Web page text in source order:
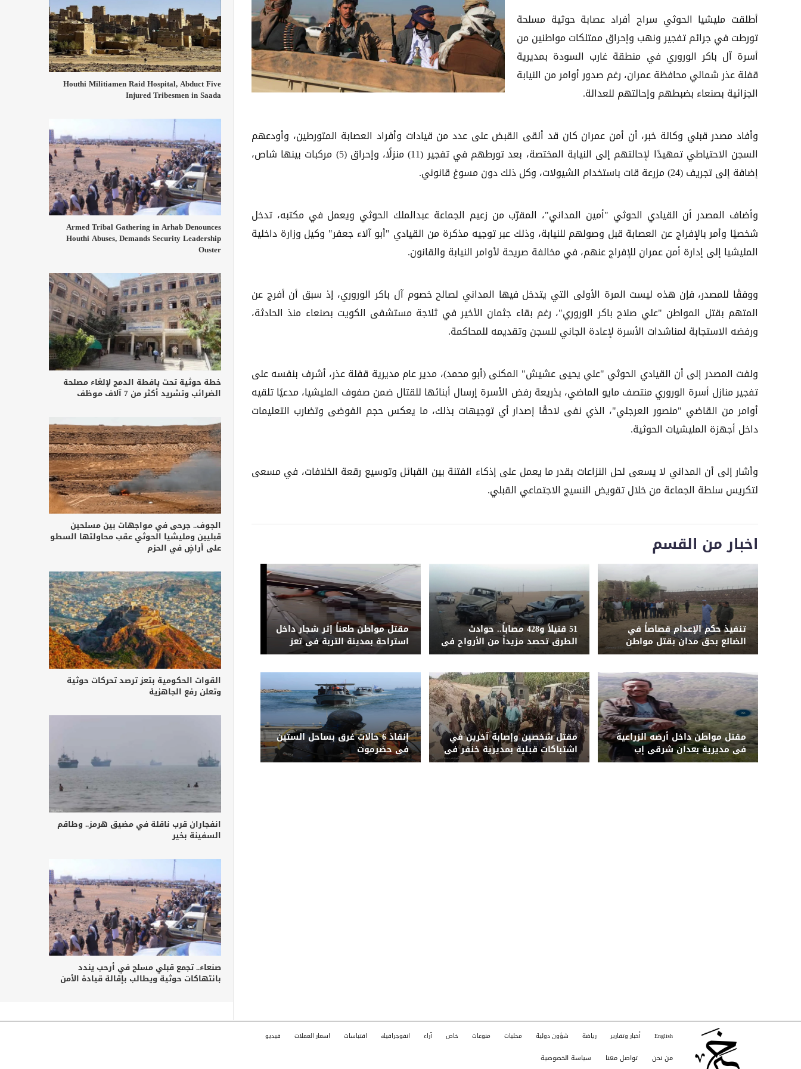
أطلقت مليشيا الحوثي سراح أفراد عصابة حوثية مسلحة
تورطت في جرائم تفجير ونهب وإحراق ممتلكات مواطنين من
أسرة آل باكر الوروري في منطقة غارب السودة بمديرية
قفلة عذر شمالي محافظة عمران، رغم صدور أوامر من النيابة
الجزائية بصنعاء بضبطهم وإحالتهم للعدالة.
وأفاد مصدر قبلي وكالة خبر، أن أمن عمران كان قد ألقى القبض على عدد من قيادات وأفراد العصابة المتورطين، وأودعهم
السجن الاحتياطي تمهيدًا لإحالتهم إلى النيابة المختصة، بعد تورطهم في تفجير (11) منزلًا، وإحراق (5) مركبات بينها شاص،
إضافة إلى تجريف (24) مزرعة قات باستخدام الشيولات، وكل ذلك دون مسوغ قانوني.
وأضاف المصدر أن القيادي الحوثي "أمين المداني"، المقرّب من زعيم الجماعة عبدالملك الحوثي ويعمل في مكتبه، تدخل
شخصيًا وأمر بالإفراج عن العصابة قبل وصولهم للنيابة، وذلك عبر توجيه مذكرة من القيادي "أبو آلاء جعفر" وكيل وزارة داخلية
المليشيا إلى إدارة أمن عمران للإفراج عنهم، في مخالفة صريحة لأوامر النيابة والقانون.
ووفقًا للمصدر، فإن هذه ليست المرة الأولى التي يتدخل فيها المداني لصالح خصوم آل باكر الوروري، إذ سبق أن أفرج عن
المتهم بقتل المواطن "علي صلاح باكر الوروري"، رغم بقاء جثمان الأخير في ثلاجة مستشفى الكويت بصنعاء منذ الحادثة،
ورفضه الاستجابة لمناشدات الأسرة لإعادة الجاني للسجن وتقديمه للمحاكمة.
ولفت المصدر إلى أن القيادي الحوثي "علي يحيى عشيش" المكنى (أبو محمد)، مدير عام مديرية قفلة عذر، أشرف بنفسه على
تفجير منازل أسرة الوروري منتصف مايو الماضي، بذريعة رفض الأسرة إرسال أبنائها للقتال ضمن صفوف المليشيا، مدعيًا تلقيه
أوامر من القاضي "منصور العرجلي"، الذي نفى لاحقًا إصدار أي توجيهات بذلك، ما يعكس حجم الفوضى وتضارب التعليمات
داخل أجهزة المليشيات الحوثية.
وأشار إلى أن المداني لا يسعى لحل النزاعات بقدر ما يعمل على إذكاء الفتنة بين القبائل وتوسيع رقعة الخلافات، في مسعى
لتكريس سلطة الجماعة من خلال تقويض النسيج الاجتماعي القبلي.
اخبار من القسم
تنفيذ حكم الإعدام قصاصاً في
الضالع بحق مدان بقتل مواطن
51 قتيلاً و428 مصاباً.. حوادث
الطرق تحصد مزيداً من الأرواح في
المحافظات اليمنية المحررة خلال
مقتل مواطن طعناً إثر شجار داخل
استراحة بمدينة التربة في تعز
مقتل مواطن داخل أرضه الزراعية
في مديرية بعدان شرقي إب
مقتل شخصين وإصابة آخرين في
اشتباكات قبلية بمديرية خنفر في
أبين
إنقاذ 6 حالات غرق بساحل الستين
في حضرموت
Houthi Militiamen Raid Hospital, Abduct Five
Injured Tribesmen in Saada
Armed Tribal Gathering in Arhab Denounces
Houthi Abuses, Demands Security Leadership
Ouster
خطة حوثية تحت يافطة الدمج لإلغاء مصلحة
الضرائب وتشريد أكثر من 7 آلاف موظف
الجوف.. جرحى في مواجهات بين مسلحين
قبليين ومليشيا الحوثي عقب محاولتها السطو
على أراضٍ في الحزم
القوات الحكومية بتعز ترصد تحركات حوثية
وتعلن رفع الجاهزية
انفجاران قرب ناقلة في مضيق هرمز.. وطاقم
السفينة بخير
صنعاء.. تجمع قبلي مسلح في أرحب يندد
بانتهاكات حوثية ويطالب بإقالة قيادة الأمن
English أخبار وتقارير رياضة شؤون دولية محليات منوعات خاص آراء انفوجرافيك اقتباسات اسعار العملات فيديو
من نحن تواصل معنا سياسة الخصوصية